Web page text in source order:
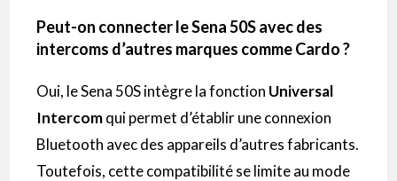
Peut-on connecter le Sena 50S avec des
intercoms d’autres marques comme Cardo ?
Oui, le Sena 50S intègre la fonction Universal
Intercomqui permet d’établir une connexion
Bluetooth avec des appareils d’autres fabricants.
Toutefois, cette compatibilité se limite au mode